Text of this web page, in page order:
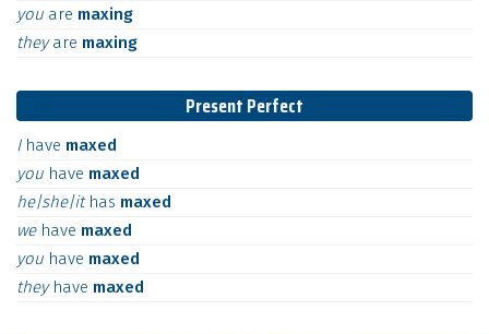
you are maxing
theyare maxing
Present Perfect
I have maxed
you have maxed
he|she|it has maxed
we have maxed
you have maxed
they have maxed